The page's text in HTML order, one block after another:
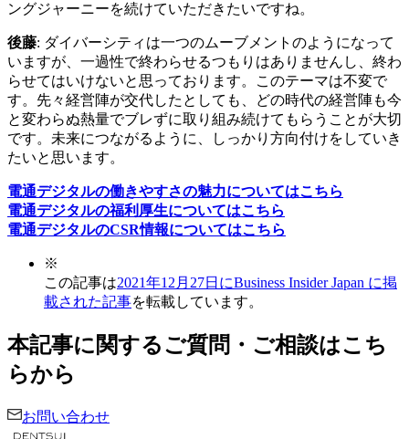
ングジャーニーを続けていただきたいですね。
後藤: ダイバーシティは一つのムーブメントのようになって
いますが、一過性で終わらせるつもりはありませんし、終わ
らせてはいけないと思っております。このテーマは不変で
す。先々経営陣が交代したとしても、どの時代の経営陣も今
と変わらぬ熱量でブレずに取り組み続けてもらうことが大切
です。未来につながるように、しっかり方向付けをしていき
たいと思います。
電通デジタルの働きやすさの魅力についてはこちら
電通デジタルの福利厚生についてはこちら
電通デジタルのCSR情報についてはこちら
※
この記事は2021年12月27日にBusiness Insider Japan に掲
載された記事を転載しています。
本記事に関するご質問・ご相談はこち
らから
お問い合わせ